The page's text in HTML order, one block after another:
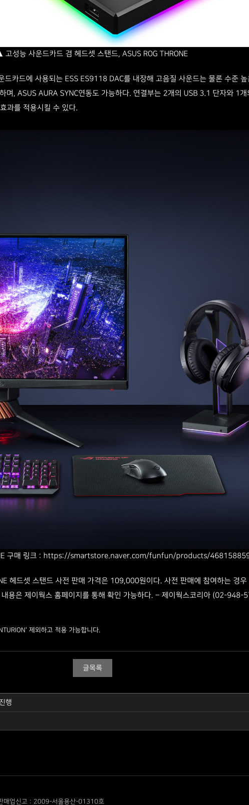
고성능 사운드카드 겸 헤드셋 스탠드, ASUS ROG THRONE
드카드에 사용되는 ESS ES9118 DAC를 내장해 고음질 사운드는 물론 수준
며, ASUS AURA SYNC연동도 가능하다. 연결부는 2개의 USB 3.1 단자와 1
과를 적용시킬 수 있다.
구매 링크 : https://smartstore.naver.com/funfun/products/
헤드셋 스탠드 사전 판매 가격은 109,000원이다. 사전 판매에 참여하는 경
용은 제이웍스 홈페이지를 통해 확인 가능하다. – 제이웍스코리아 (02-948-
제외하고 적용 가능합니다.
글목록
행
매업신고 : 2009-서울용산-01310호